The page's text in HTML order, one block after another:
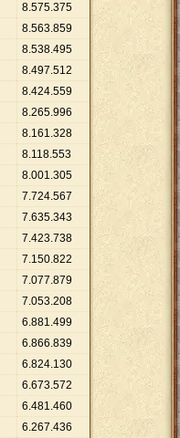
8.575.375
8.563.859
8.538.495
8.497.512
8.424.559
8.265.996
8.161.328
8.118.553
8.001.305
7.724.567
7.635.343
7.423.738
7.150.822
7.077.879
7.053.208
6.881.499
6.866.839
6.824.130
6.673.572
6.481.460
6.267.436